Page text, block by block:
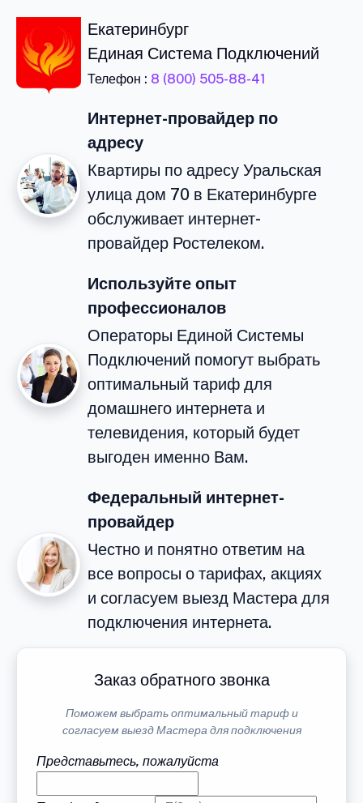
Екатеринбург
Единая Система Подключений
Телефон : 8 (800) 505-88-41
Интернет-провайдер по
адресу
Квартиры по адресу Уральская
улица дом 70 в Екатеринбурге
обслуживает интернет-
провайдер Ростелеком.
Используйте опыт
профессионалов
Операторы Единой Системы
Подключений помогут выбрать
оптимальный тариф для
домашнего интернета и
телевидения, который будет
выгоден именно Вам.
Федеральный интернет-
провайдер
Честно и понятно ответим на
все вопросы о тарифах, акциях
и согласуем выезд Мастера для
подключения интернета.
Заказ обратного звонка
Поможем выбрать оптимальный тариф и
согласуем выезд Мастера для подключения
Представьтесь, пожалуйста